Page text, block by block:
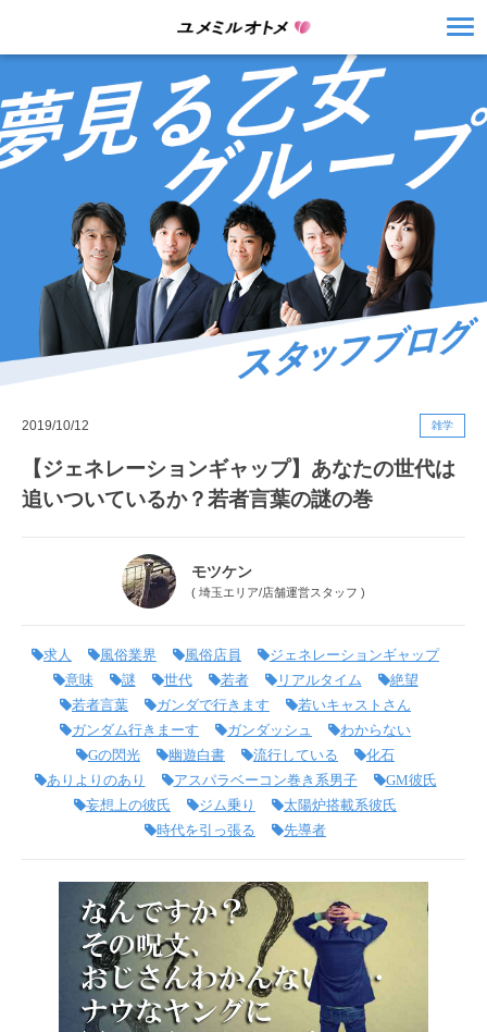
2019/10/12 雑学
【ジェネレーションギャップ】あなたの世代は
追いついているか？若者言葉の謎の巻
モツケン
( 埼玉エリア/店舗運営スタッフ )
求人 風俗業界 風俗店員
ジェネレーションギャップ
意味
謎 世代 若者 リアルタイム
絶望
若者言葉
ガンダで行きます
若いキャストさん
ガンダム行きまーす
ガンダッシュ
わからない
Gの閃光
幽遊白書 流行している
化石
ありよりのあり
アスパラベーコン巻き系男子
GM彼氏
妄想上の彼氏
ジム乗り
太陽炉搭載系彼氏
時代を引っ張る
先導者